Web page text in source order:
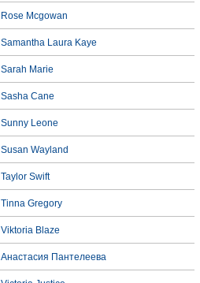
Rose Mcgowan
Samantha Laura Kaye
Sarah Marie
Sasha Cane
Sunny Leone
Susan Wayland
Taylor Swift
Tinna Gregory
Viktoria Blaze
Анастасия Пантелеева